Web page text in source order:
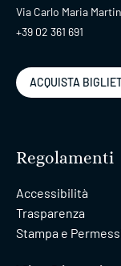
Via Carlo Maria
+39 02 361 691
ACQUISTA
Regolamenti
Accessibilità
Trasparenza
Stampa e